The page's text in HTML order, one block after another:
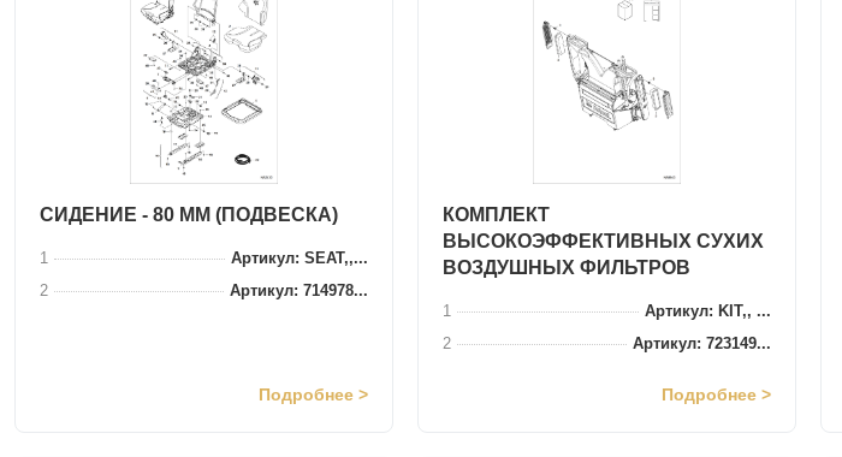
СИДЕНИЕ - 80 ММ (ПОДВЕСКА)
1
Артикул: SEAT,,...
2
Артикул: 714978...
Подробнее >
КОМПЛЕКТ
ВЫСОКОЭФФЕКТИВНЫХ СУХИХ
ВОЗДУШНЫХ ФИЛЬТРОВ
1
Артикул: KIT,, ...
2
Артикул: 723149...
Подробнее >